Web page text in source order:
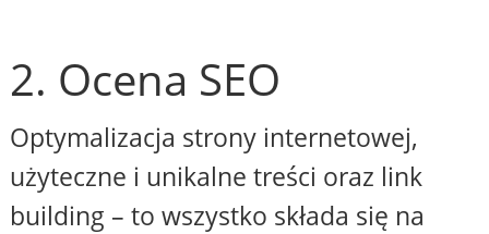
2. Ocena SEO
Optymalizacja strony internetowej,
użyteczne i unikalne treści oraz link
building – to wszystko składa się na